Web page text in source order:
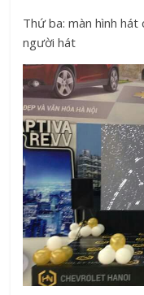
Thứ ba: màn hình
người hát